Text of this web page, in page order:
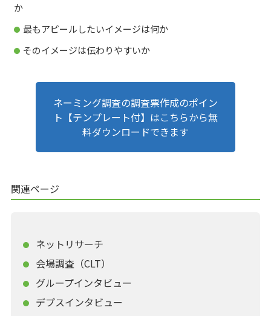
か
最もアピールしたいイメージは何か
そのイメージは伝わりやすいか
ネーミング調査の調査票作成のポイン
ト【テンプレート付】はこちらから無
料ダウンロードできます
関連ページ
ネットリサーチ
会場調査（CLT）
グループインタビュー
デプスインタビュー